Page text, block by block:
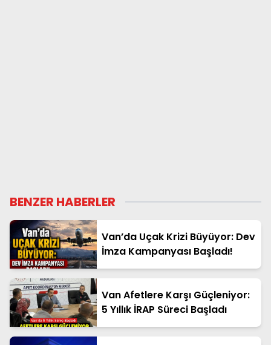
BENZER HABERLER
Van’da Uçak Krizi Büyüyor: Dev
İmza Kampanyası Başladı!
Van Afetlere Karşı Güçleniyor:
5 Yıllık İRAP Süreci Başladı